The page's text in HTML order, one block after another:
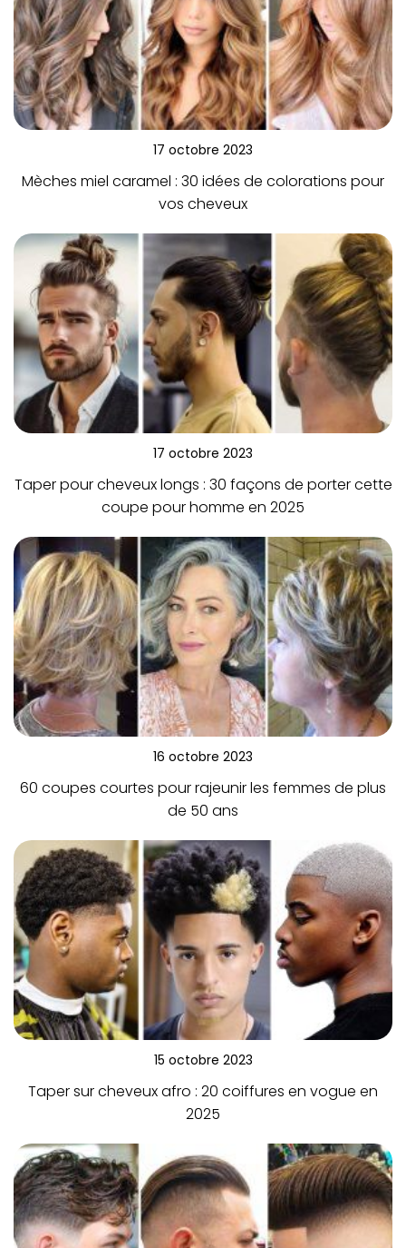
17 octobre 2023
Mèches miel caramel : 30 idées de colorations pour
vos cheveux
17 octobre 2023
Taper pour cheveux longs : 30 façons de porter cette
coupe pour homme en 2025
16 octobre 2023
60 coupes courtes pour rajeunir les femmes de plus
de 50 ans
15 octobre 2023
Taper sur cheveux afro : 20 coiffures en vogue en
2025